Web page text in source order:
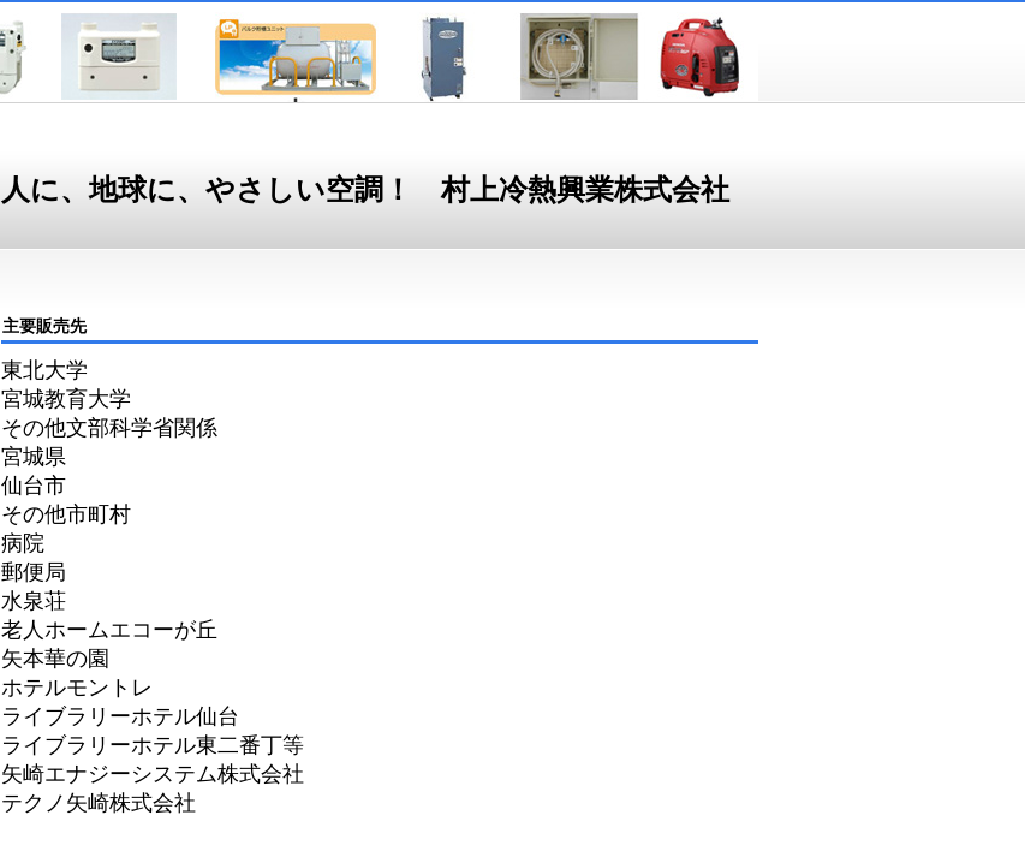
人に、地球に、やさしい空調！ 村上冷熱興業株式会社
主要販売先
東北大学
宮城教育大学
その他文部科学省関係
宮城県
仙台市
その他市町村
病院
郵便局
水泉荘
老人ホームエコーが丘
矢本華の園
ホテルモントレ
ライブラリーホテル仙台
ライブラリーホテル東二番丁等
矢崎エナジーシステム株式会社
テクノ矢崎株式会社